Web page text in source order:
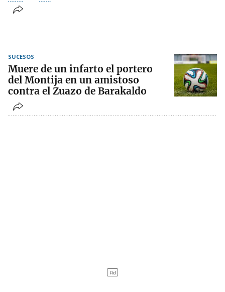
SUCESOS
Muere de un infarto el portero
del Montija en un amistoso
contra el Zuazo de Barakaldo